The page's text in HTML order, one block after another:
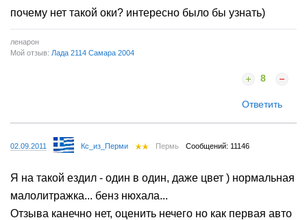
почему нет такой оки? интересно было бы узнать)
ленарон
Мой отзыв: Лада 2114 Самара 2004
8
Ответить
02.09.2011 Кс_из_Перми Пермь Сообщений: 11146
Я на такой ездил - один в один, даже цвет ) нормальная
малолитражка... бенз нюхала...
Отзыва канечно нет, оценить нечего но как первая авто